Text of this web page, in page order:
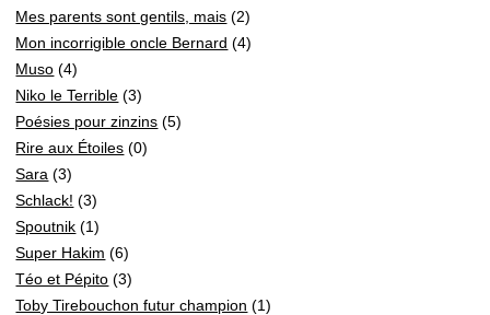
Mes parents sont gentils, mais (2)
Mon incorrigible oncle Bernard (4)
Muso (4)
Niko le Terrible (3)
Poésies pour zinzins (5)
Rire aux Étoiles (0)
Sara (3)
Schlack! (3)
Spoutnik (1)
Super Hakim (6)
Téo et Pépito (3)
Toby Tirebouchon futur champion (1)